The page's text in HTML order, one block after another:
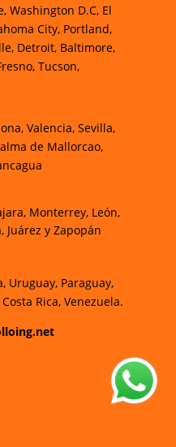
Washington D.C, El
City, Portland,
Detroit, Baltimore,
Tucson,
Valencia, Sevilla,
de Mallorcao,
Monterrey, León,
Juárez y Zapopán
Uruguay, Paraguay,
Rica, Venezuela.
w